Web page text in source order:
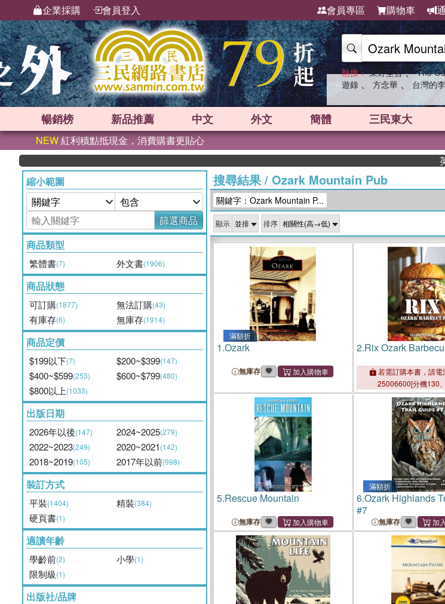
企業採購 會員登入 會員專區 購物車
熱搜： 東野圭吾 、 The
遊錄 、 方念華 、 台灣的
暢銷榜 新品推薦 中文 外文 簡體 三民東大
NEW紅利積點抵現金，消費購書更貼心
英國出版
縮小範圍
篩選商品
商品類型
繁體書(7) 外文書(1906)
商品狀態
可訂購(1877) 無法訂購(43)
有庫存(6) 無庫存(1914)
商品定價
$199以下(7) $200~$399(147)
$400~$599(253) $600~$799(480)
$800以上(1033)
出版日期
2026年以後(147) 2024~2025(279)
2022~2023(249) 2020~2021(142)
2018~2019(105) 2017年以前(998)
裝訂方式
平裝(1404) 精裝(384)
硬頁書(1)
適讀年齡
學齡前(2) 小學(1)
限制級(1)
出版社/品牌
搜尋結果/ Ozark Mountain Pub
關鍵字：Ozark Mountain P...
顯示 排序
滿額折
1.Ozark
無庫存
2.Rix Ozark
若需訂購本書，請電
25006600[分機130、
5.Rescue Mountain
無庫存
滿額折
6.Ozark Highlands
#7
無庫存